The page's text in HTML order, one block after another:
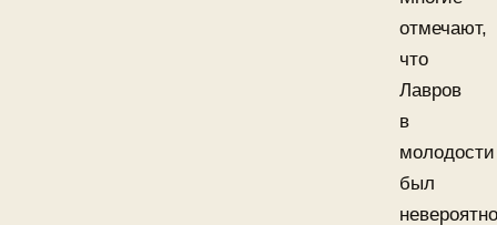
отмечают,
что
Лавров
в
молодости
был
невероятно